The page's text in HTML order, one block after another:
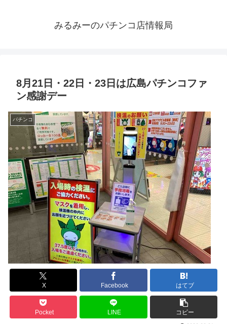
みるみーのパチンコ店情報局
8月21日・22日・23日は広島パチンコファ
ン感謝デー
パチンコ
X Facebook はてブ
Pocket LINE コピー